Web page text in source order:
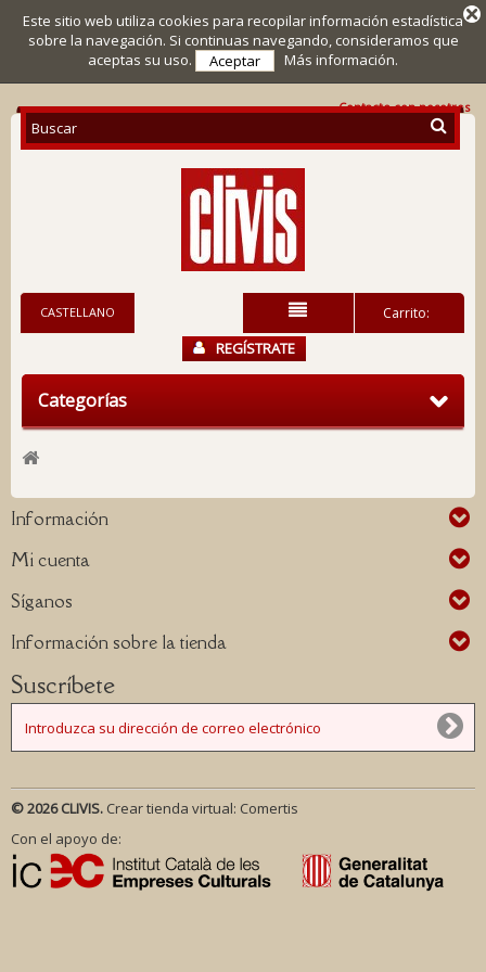
Contacte con nosotros
Carrito:
CASTELLANO
REGÍSTRATE
Categorías
Información
Mi cuenta
Síganos
Información sobre la tienda
Suscríbete
Este sitio web utiliza cookies para recopilar información estadística
sobre la navegación. Si continuas navegando, consideramos que
aceptas su uso.
Aceptar Más información.
© 2026 CLIVIS. Crear tienda virtual: Comertis
Con el apoyo de: